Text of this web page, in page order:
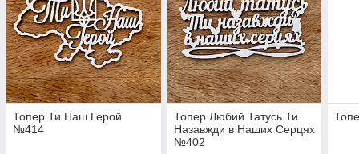
Топер Ти Наш Герой
№414
Топер Любий Татусь Ти
Назавжди в Наших Серцях
№402